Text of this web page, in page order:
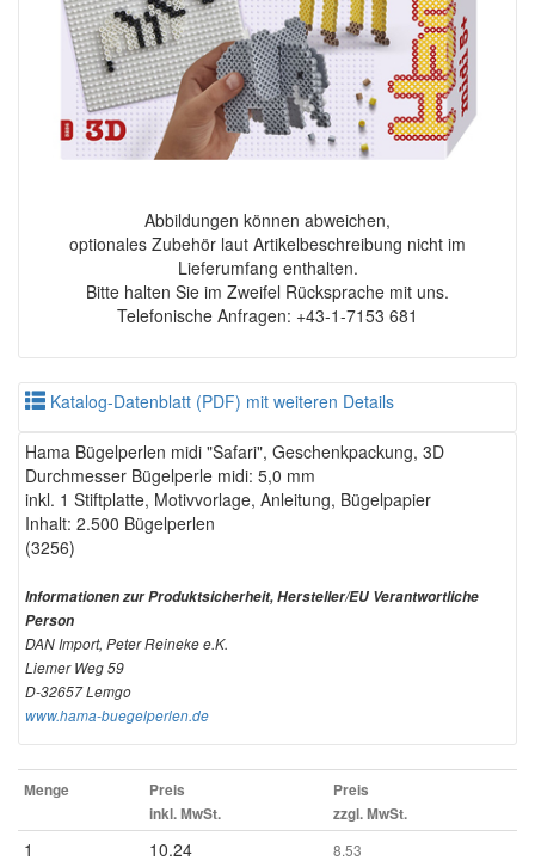
Abbildungen können abweichen,
optionales Zubehör laut Artikelbeschreibung nicht im
Lieferumfang enthalten.
Bitte halten Sie im Zweifel Rücksprache mit uns.
Telefonische Anfragen: +43-1-7153 681
Katalog-Datenblatt (PDF) mit weiteren Details
Hama Bügelperlen midi "Safari", Geschenkpackung, 3D
Durchmesser Bügelperle midi: 5,0 mm
inkl. 1 Stiftplatte, Motivvorlage, Anleitung, Bügelpapier
Inhalt: 2.500 Bügelperlen
(3256)
Informationen zur Produktsicherheit, Hersteller/EU Verantwortliche
Person
DAN Import, Peter Reineke e.K.
Liemer Weg 59
D-32657 Lemgo
www.hama-buegelperlen.de
Menge
Preis
inkl. MwSt.
Preis
zzgl. MwSt.
1 10.24 8.53